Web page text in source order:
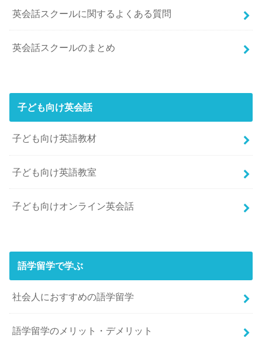
英会話スクールに関するよくある質問
英会話スクールのまとめ
子ども向け英会話
子ども向け英語教材
子ども向け英語教室
子ども向けオンライン英会話
語学留学で学ぶ
社会人におすすめの語学留学
語学留学のメリット・デメリット